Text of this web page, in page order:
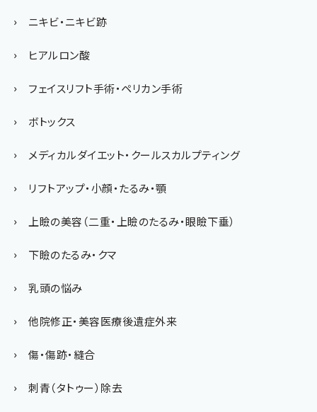
ニキビ・ニキビ跡
ヒアルロン酸
フェイスリフト手術・ペリカン手術
ボトックス
メディカルダイエット・クールスカルプティング
リフトアップ・小顔・たるみ・顎
上瞼の美容（二重・上瞼のたるみ・眼瞼下垂）
下瞼のたるみ・クマ
乳頭の悩み
他院修正・美容医療後遺症外来
傷・傷跡・縫合
刺青（タトゥー）除去